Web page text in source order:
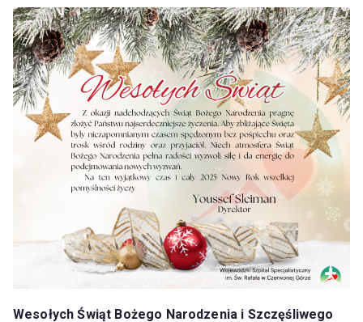
Wesołych Świąt Bożego Narodzenia i Szczęśliwego